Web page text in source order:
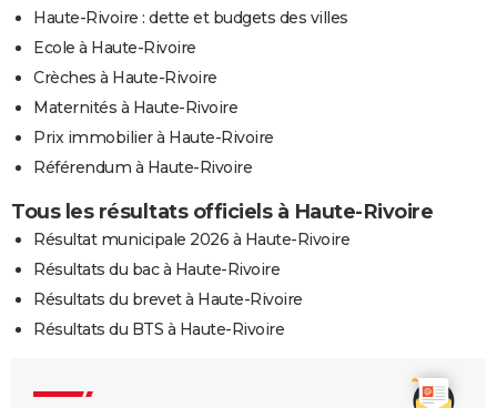
Haute-Rivoire : dette et budgets des villes
Ecole à Haute-Rivoire
Crèches à Haute-Rivoire
Maternités à Haute-Rivoire
Prix immobilier à Haute-Rivoire
Référendum à Haute-Rivoire
Tous les résultats officiels à Haute-Rivoire
Résultat municipale 2026 à Haute-Rivoire
Résultats du bac à Haute-Rivoire
Résultats du brevet à Haute-Rivoire
Résultats du BTS à Haute-Rivoire